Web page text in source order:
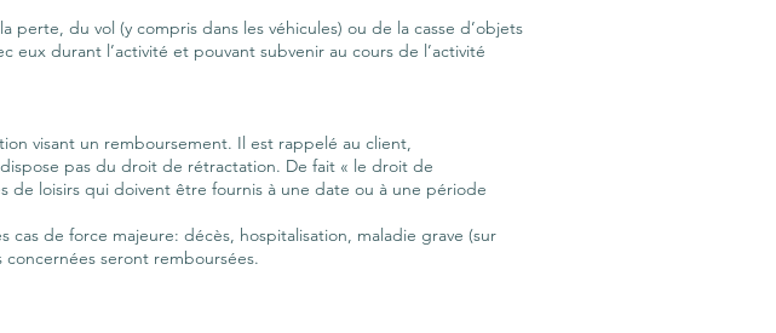
perte, du vol (y compris dans les véhicules) ou de la casse d’objets
durant l’activité et pouvant subvenir au cours de l’activité
visant un remboursement. Il est rappelé au client,
pas du droit de rétractation. De fait « le droit de
loisirs qui doivent être fournis à une date ou à une période
de force majeure: décès, hospitalisation, maladie grave (sur
seront remboursées.